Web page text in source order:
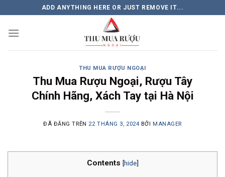
đến
nội
ADD ANYTHING HERE OR JUST REMOVE IT...
THU MUA RƯỢU NGOẠI
Thu Mua Rượu Ngoại, Rượu Tây
Chính Hãng, Xách Tay tại Hà Nội
ĐÃ ĐĂNG TRÊN 22 THÁNG 3, 2024 BỞI MANAGER
Contents [hide]